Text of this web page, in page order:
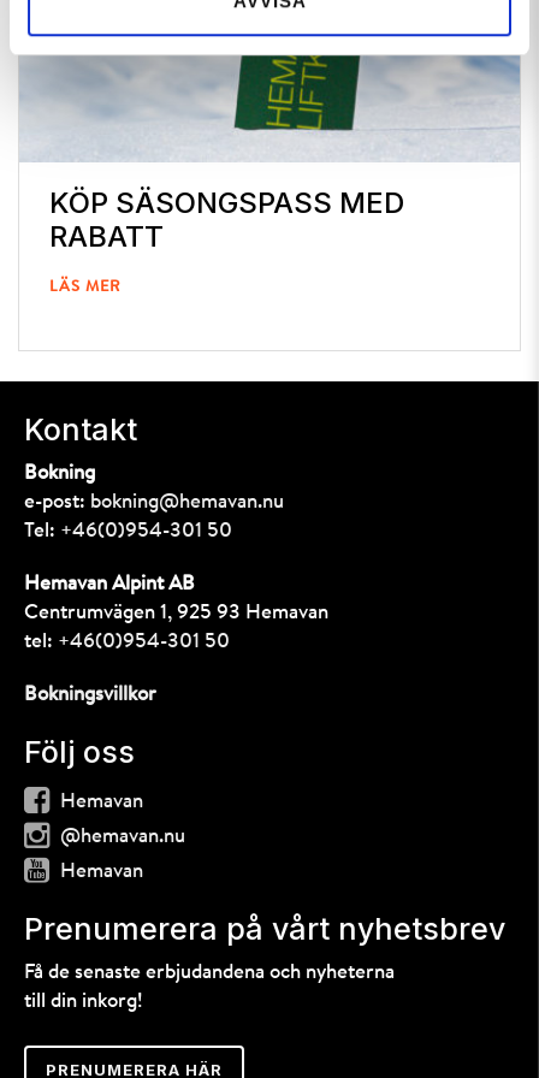
KÖP SÄSONGSPASS MED
RABATT
LÄS MER
Kontakt
Bokning
e-post: bokning@hemavan.nu
Tel: +46(0)954-301 50
Hemavan Alpint AB
Centrumvägen 1, 925 93 Hemavan
tel: +46(0)954-301 50
Bokningsvillkor
Följ oss
Hemavan
@hemavan.nu
Hemavan
Prenumerera på vårt nyhetsbrev
Få de senaste erbjudandena och nyheterna
till din inkorg!
PRENUMERERA HÄR